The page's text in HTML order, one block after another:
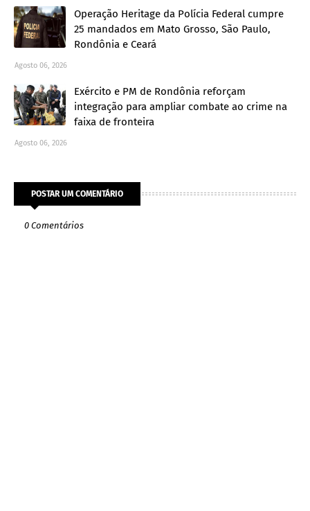
Operação Heritage da Polícia Federal cumpre
25 mandados em Mato Grosso, São Paulo,
Rondônia e Ceará
Agosto 06, 2026
Exército e PM de Rondônia reforçam
integração para ampliar combate ao crime na
faixa de fronteira
Agosto 06, 2026
POSTAR UM COMENTÁRIO
0 Comentários